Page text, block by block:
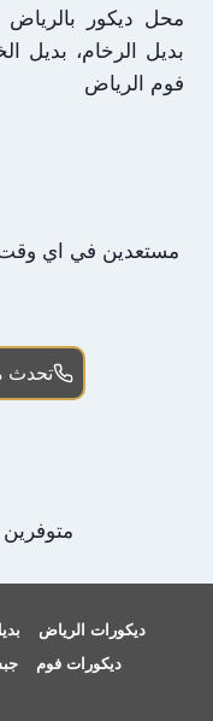
محل ديكور بالرياض
بديل الرخام، بديل
فوم الرياض
مستعدين في اي وقت
تحدث
متوفرين
ديكورات الرياض
ديكورات فوم